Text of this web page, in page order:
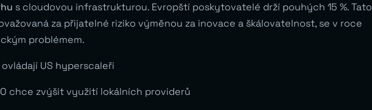
s cloudovou infrastrukturou. Evropští poskytovatelé drží pouhých 15 %. Tato
za přijatelné riziko výměnou za inovace a škálovatelnost, se v roce
problémem.
US hyperscaleři
chce zvýšit využití lokálních providerů